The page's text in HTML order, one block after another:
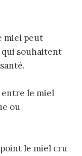
miel peut
souhaitent
entre le miel
ou
le miel cru